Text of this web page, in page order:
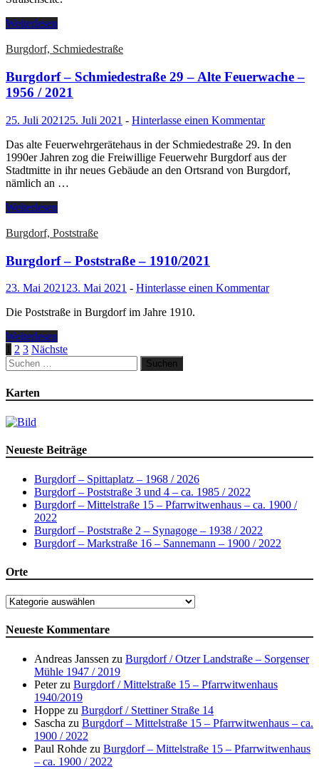
Weiterlesen
Burgdorf, Schmiedestraße
Burgdorf – Schmiedestraße 29 – Alte Feuerwache –
1956 / 2021
25. Juli 2021 25. Juli 2021 - Hinterlasse einen Kommentar
Das alte Feuerwehrgerätehaus in der Schmiedestraße 29. In den
1990er Jahren zog die Freiwillige Feuerwehr Burgdorf aus der
Stadtmitte in ihr neues Gebäude an den Ortsrand von Burgdorf,
nämlich an …
Weiterlesen
Burgdorf, Poststraße
Burgdorf – Poststraße – 1910/2021
23. Mai 2021 23. Mai 2021 - Hinterlasse einen Kommentar
Die Poststraße in Burgdorf im Jahre 1910.
Weiterlesen
Beitragsnavigation
1 2 3 Nächste
Suchen
nach:
Karten
Neueste Beiträge
Burgdorf – Spittaplatz – 1968 / 2026
Burgdorf – Poststraße 3 und 4 – ca. 1985 / 2022
Burgdorf – Mittelstraße 15 – Pfarrwitwenhaus – ca. 1900 /
2022
Burgdorf – Poststraße 2 – Synagoge – 1938 / 2022
Burgdorf – Markstraße 16 – Sannemann – 1900 / 2022
Orte
Orte
Neueste Kommentare
Andreas Janssen zu Burgdorf / Otzer Landstraße – Sorgenser
Mühle 1947 / 2019
Peterzu Burgdorf / Mittelstraße 15 – Pfarrwitwenhaus
1940/2019
Hoppe zu Burgdorf / Stettiner Straße 14
Sascha zu Burgdorf – Mittelstraße 15 – Pfarrwitwenhaus – ca.
1900 / 2022
Paul Rohde zu Burgdorf – Mittelstraße 15 – Pfarrwitwenhaus
– ca. 1900 / 2022